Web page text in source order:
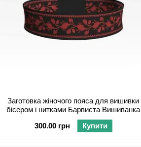
Заготовка жіночого пояса для вишивки
бісером і нитками Барвиста Вишиванка
Сокальська братки ПС129дЧнннн
300.00 грн
Купити